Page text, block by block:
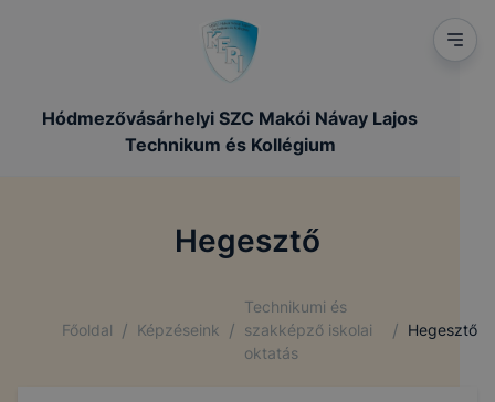
Hódmezővásárhelyi SZC Makói Návay Lajos
Technikum és Kollégium
Hegesztő
Főoldal / Képzéseink /
Technikumi és
szakképző iskolai
oktatás
/ Hegesztő